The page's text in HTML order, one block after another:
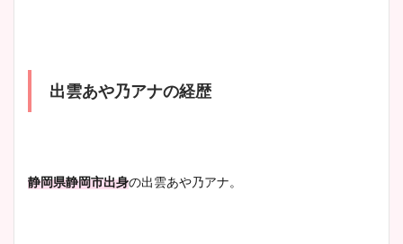
出雲あや乃アナの経歴
静岡県静岡市出身の出雲あや乃アナ。